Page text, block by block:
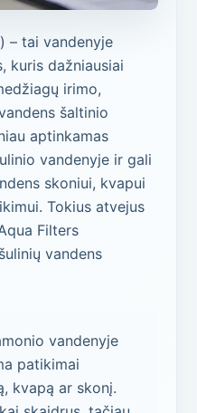
– tai vandenyje
kuris dažniausiai
irimo,
šaltinio
aptinkamas
vandenyje ir gali
skoniui, kvapui
Tokius atvejus
Filters
vandens
vandenyje
patikimai
kvapą ar skonį.